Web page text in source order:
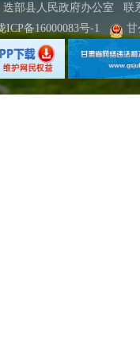
部县人民政府办公室 联
ICP备16000083号-1 甘